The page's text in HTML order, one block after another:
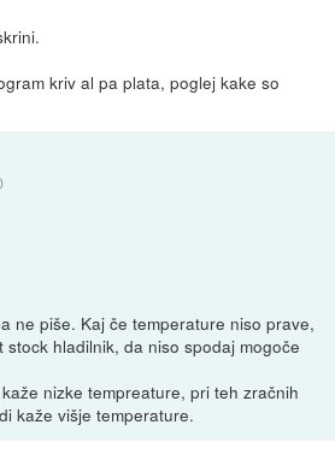
kriv al pa plata, poglej kake so
ne piše. Kaj če temperature niso prave,
hladilnik, da niso spodaj mogoče
nizke tempreature, pri teh zračnih
kaže višje temperature.